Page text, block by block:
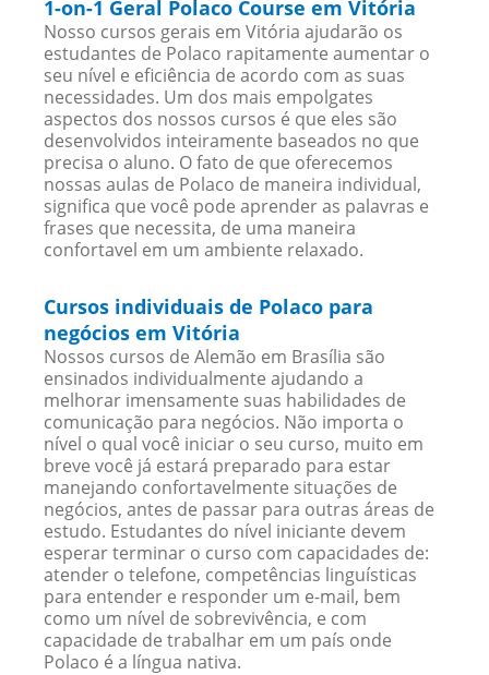
1-on-1 Geral Polaco Course em Vitória
Nosso cursos gerais em Vitória ajudarão os
estudantes de Polaco rapitamente aumentar o
seu nível e eficiência de acordo com as suas
necessidades. Um dos mais empolgates
aspectos dos nossos cursos é que eles são
desenvolvidos inteiramente baseados no que
precisa o aluno. O fato de que oferecemos
nossas aulas de Polaco de maneira individual,
significa que você pode aprender as palavras e
frases que necessita, de uma maneira
confortavel em um ambiente relaxado.
Cursos individuais de Polaco para
negócios em Vitória
Nossos cursos de Alemão em Brasília são
ensinados individualmente ajudando a
melhorar imensamente suas habilidades de
comunicação para negócios. Não importa o
nível o qual você iniciar o seu curso, muito em
breve você já estará preparado para estar
manejando confortavelmente situações de
negócios, antes de passar para outras áreas de
estudo. Estudantes do nível iniciante devem
esperar terminar o curso com capacidades de:
atender o telefone, competências linguísticas
para entender e responder um e-mail, bem
como um nível de sobrevivência, e com
capacidade de trabalhar em um país onde
Polaco é a língua nativa.